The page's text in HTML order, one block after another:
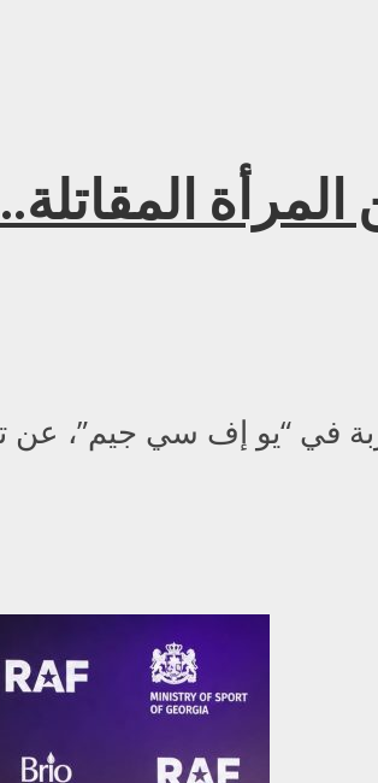
في “يو إف سي جيم”، عن